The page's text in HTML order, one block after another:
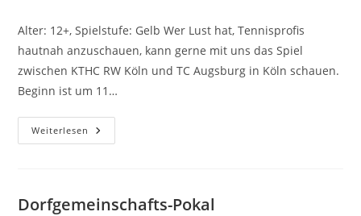
Alter: 12+, Spielstufe: Gelb Wer Lust hat, Tennisprofis
hautnah anzuschauen, kann gerne mit uns das Spiel
zwischen KTHC RW Köln und TC Augsburg in Köln schauen.
Beginn ist um 11…
Weiterlesen Jugend
Schaut
Dorfgemeinschafts-Pokal